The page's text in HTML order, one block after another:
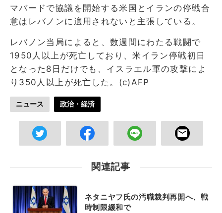
マバードで協議を開始する米国とイランの停戦合
意はレバノンに適用されないと主張している。
レバノン当局によると、数週間にわたる戦闘で
1950人以上が死亡しており、米イラン停戦初日
となった8日だけでも、イスラエル軍の攻撃によ
り350人以上が死亡した。(c)AFP
ニュース 政治・経済
関連記事
ネタニヤフ氏の汚職裁判再開へ、戦
時制限緩和で